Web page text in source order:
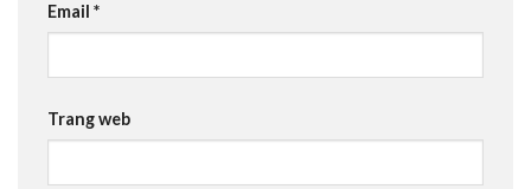
Email *
Trang web